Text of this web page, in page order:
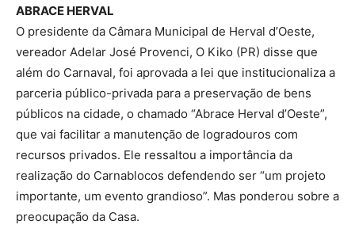
ABRACE HERVAL
O presidente da Câmara Municipal de Herval d’Oeste,
vereador Adelar José Provenci, O Kiko (PR) disse que
além do Carnaval, foi aprovada a lei que institucionaliza a
parceria público-privada para a preservação de bens
públicos na cidade, o chamado “Abrace Herval d’Oeste”,
que vai facilitar a manutenção de logradouros com
recursos privados. Ele ressaltou a importância da
realização do Carnablocos defendendo ser “um projeto
importante, um evento grandioso”. Mas ponderou sobre a
preocupação da Casa.